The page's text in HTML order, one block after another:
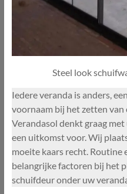
Steel look
Iedere veranda is anders,
voornaam bij het zetten van
Verandasol denkt graag
een uitkomst voor. Wij
moeite kaars recht. Routine
belangrijke factoren bij het
schuifdeur onder uw